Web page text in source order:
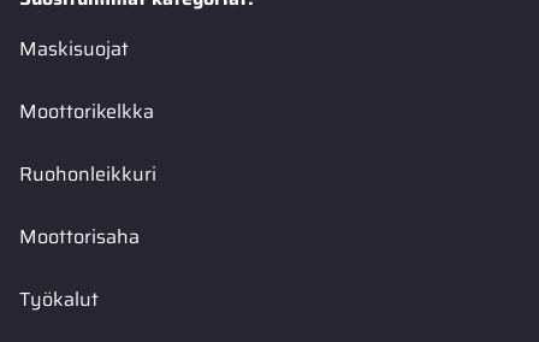
Maskisuojat
Moottorikelkka
Ruohonleikkuri
Moottorisaha
Työkalut